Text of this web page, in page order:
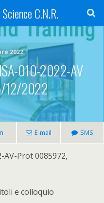
C.N.R.
2022
010-2022-AV
12/2022
E-mail SMS
AV-Prot 0085972,
e colloquio